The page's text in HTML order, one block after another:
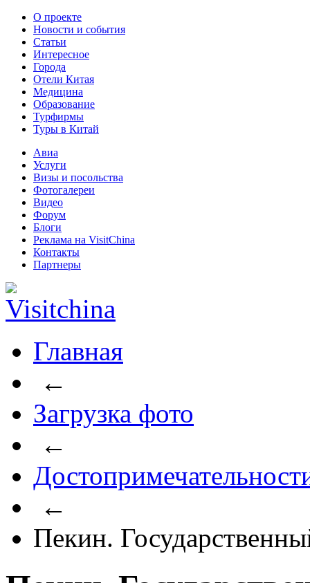
О проекте
Новости и события
Статьи
Интересное
Города
Отели Китая
Медицина
Образование
Турфирмы
Туры в Китай
Авиа
Услуги
Визы и посольства
Фотогалереи
Видео
Форум
Блоги
Реклама на VisitChina
Контакты
Партнеры
Главная
←
Загрузка фото
←
←
Пекин.